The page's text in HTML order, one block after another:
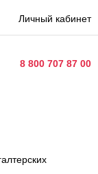
Личный кабинет
8 800 707 87 00